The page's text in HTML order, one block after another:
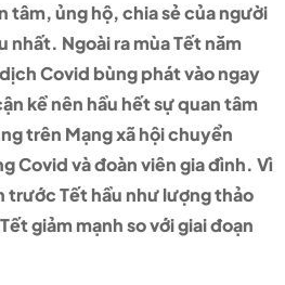
tâm, ủng hộ, chia sẻ của người
nhất. Ngoài ra mùa Tết năm
Covid bùng phát vào ngay
kề nên hầu hết sự quan tâm
trên Mạng xã hội chuyển
Covid và đoàn viên gia đình. Vì
trước Tết hầu như lượng thảo
giảm mạnh so với giai đoạn